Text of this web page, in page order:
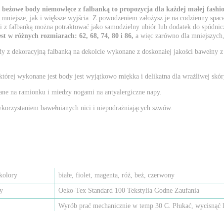
beżowe body niemowlęce z falbanką to propozycja dla każdej małej
mniejsze, jak i większe wyjścia. Z powodzeniem założysz je na codzienny
z falbanką można potraktować jako samodzielny ubiór lub dodatek do
w różnych rozmiarach: 62, 68, 74, 80 i 86, a więc zarówno dla
z dekoracyjną falbanką na dekolcie wykonane z doskonałej jakości
wykonane jest body jest wyjątkowo miękka i delikatna dla wrażliwej
na ramionku i miedzy nogami na antyalergiczne napy.
bawełnianych nici i niepodrażniających szwów.
białe, fiolet, magenta, róż, beż, czerwony
Oeko-Tex Standard 100 Tekstylia Godne Zaufania
Wyrób prać mechanicznie w temp 30 C. Płukać,